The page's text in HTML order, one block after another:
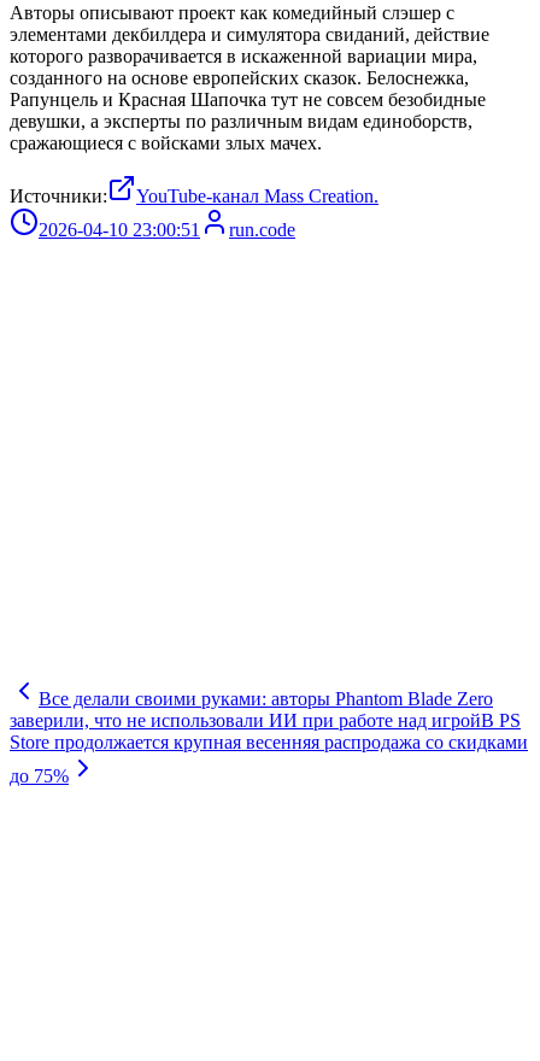
Авторы описывают проект как комедийный слэшер с
элементами декбилдера и симулятора свиданий, действие
которого разворачивается в искаженной вариации мира,
созданного на основе европейских сказок. Белоснежка,
Рапунцель и Красная Шапочка тут не совсем безобидные
девушки, а эксперты по различным видам единоборств,
сражающиеся с войсками злых мачех.
Источники:
YouTube-канал Mass Creation.
2026-04-10 23:00:51
run.code
Все делали своими руками: авторы Phantom Blade Zero
заверили, что не использовали ИИ при работе над игройВ PS
Store продолжается крупная весенняя распродажа со скидками
до 75%